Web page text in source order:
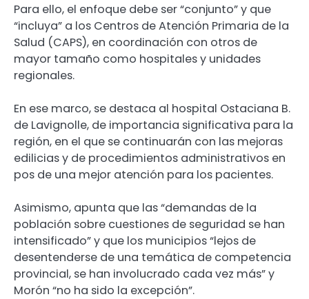
Para ello, el enfoque debe ser “conjunto” y que
“incluya” a los Centros de Atención Primaria de la
Salud (CAPS), en coordinación con otros de
mayor tamaño como hospitales y unidades
regionales.
En ese marco, se destaca al hospital Ostaciana B.
de Lavignolle, de importancia significativa para la
región, en el que se continuarán con las mejoras
edilicias y de procedimientos administrativos en
pos de una mejor atención para los pacientes.
Asimismo, apunta que las “demandas de la
población sobre cuestiones de seguridad se han
intensificado” y que los municipios “lejos de
desentenderse de una temática de competencia
provincial, se han involucrado cada vez más” y
Morón “no ha sido la excepción”.